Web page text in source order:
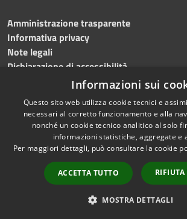
Amministrazione trasparente
Informativa privacy
Note legali
Dichiarazione di accessibilità
Accessibilità
Privacy
Mappa del sito
Copyright
Informazioni sui
Questo sito web utilizza cookie tecnici e
necessari al corretto funzionamento e alla
nonché un cookie tecnico analitico al solo
informazioni statistiche, aggregate e
Per maggiori dettagli, può consultare la cookie
ACCETTA TUTTO RIFIUTA
MOSTRA DETTAGLI